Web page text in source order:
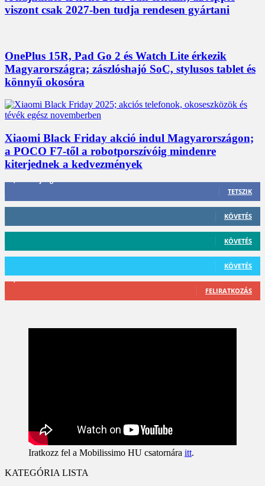
viszont csak 2027-ben tudja rendesen gyártani
OnePlus 15R, Pad Go 2 és Watch Lite érkezik
Magyarországra; zászlóshajó SoC, stylusos tablet és
könnyű okosóra
Xiaomi Black Friday akció indul Magyarországon;
a POCO F7-től a robotporszívóig mindenre
kiterjednek a kedvezmények
TETSZIK
412 Követő
KÖVETÉS
59 Követő
KÖVETÉS
101 Követő
KÖVETÉS
2,589 Feliratkozó
FELIRATKOZÁS
Iratkozz fel a Mobilissimo HU csatornára itt.
KATEGÓRIA LISTA